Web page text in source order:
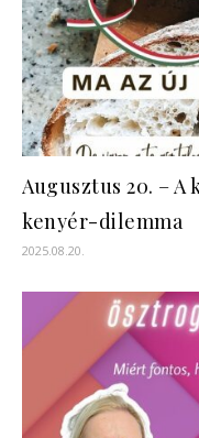
Augusztus 20. – A
kenyér-dilemma
2025.08.20.